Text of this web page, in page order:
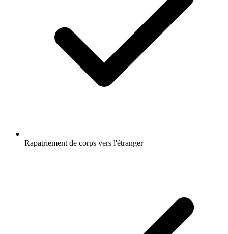
Rapatriement de corps vers l'étranger